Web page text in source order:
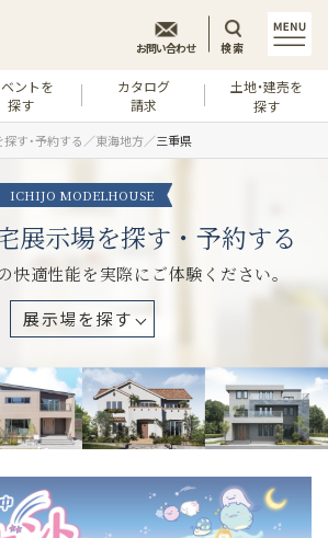
ントを
探す
カタログ
請求
土地・建売を
探す
お問い合わせ 検索
す・予約する 東海地方 三重県
ICHIJO MODELHOUSE
展示場を探す・予約する
快適性能を実際にご体験ください。
展示場を探す